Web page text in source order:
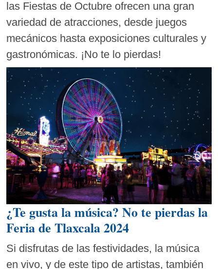
las Fiestas de Octubre ofrecen una gran
variedad de atracciones, desde juegos
mecánicos hasta exposiciones culturales y
gastronómicas. ¡No te lo pierdas!
¿Te gusta la música? No te pierdas la
Feria de Tlaxcala 2024
Si disfrutas de las festividades, la música
en vivo, y de este tipo de artistas, también